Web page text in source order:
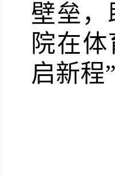
壁垒，
院在
启新程